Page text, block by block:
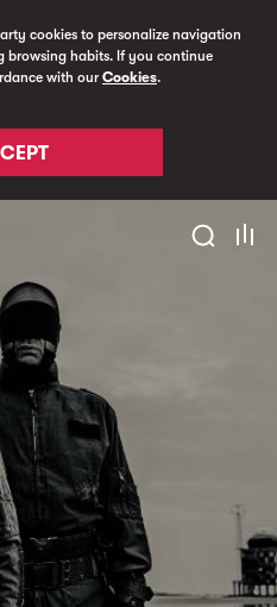
cookies to personalize navigation
browsing habits. If you continue
with ourCookies.